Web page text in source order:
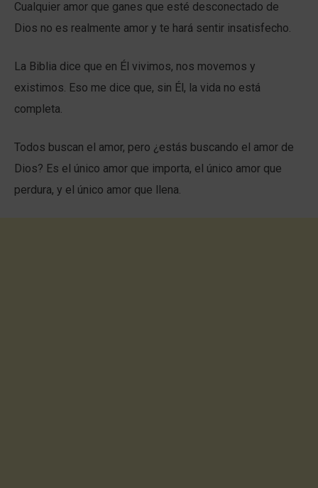
Cualquier amor que ganes que esté desconectado de
Dios no es realmente amor y te hará sentir insatisfecho.
La Biblia dice que en Él vivimos, nos movemos y
existimos. Eso me dice que, sin Él, la vida no está
completa.
Todos buscan el amor, pero ¿estás buscando el amor de
Dios? Es el único amor que importa, el único amor que
perdura, y el único amor que llena.